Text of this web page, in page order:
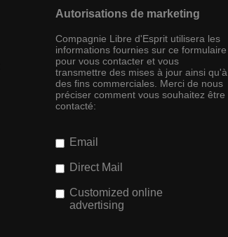
Autorisations de marketing
Compagnie Libre d'Esprit utilisera les
informations fournies sur ce formulaire
pour vous contacter et vous
transmettre des mises à jour ainsi qu'à
des fins commerciales. Merci de nous
préciser comment vous souhaitez être
contacté:
Email
Direct Mail
Customized online
advertising